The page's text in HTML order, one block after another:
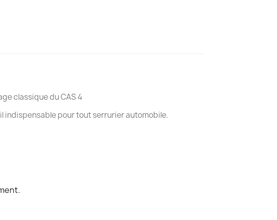
classique du CAS 4
indispensable pour tout serrurier automobile.